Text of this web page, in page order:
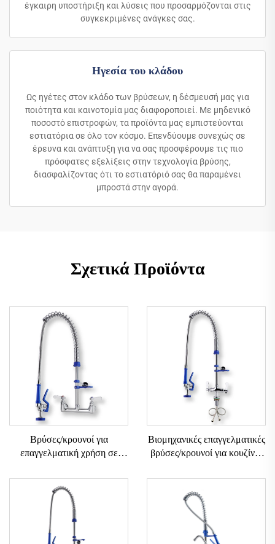
έγκαιρη υποστήριξη και λύσεις που προσαρμόζονται στις
συγκεκριμένες ανάγκες σας.
Ηγεσία του κλάδου
Ως ηγέτες στον κλάδο των βρύσεων, η δέσμευσή μας για
ποιότητα και καινοτομία μας διαφοροποιεί. Με μηδενικό
ποσοστό επιστροφών, τα προϊόντα μας εμπιστεύονται
εστιατόρια σε όλο τον κόσμο. Επενδύουμε συνεχώς σε
έρευνα και ανάπτυξη για να σας προσφέρουμε τις πιο
πρόσφατες εξελίξεις στην τεχνολογία βρύσης,
διασφαλίζοντας ότι το εστιατόριό σας θα παραμένει
μπροστά στην αγορά.
Σχετικά Προϊόντα
Βρύσες/κρουνοί για
επαγγελματική χρήση σε
τύπου τοίχου, για προ-
ξέβγαλμα, από ανοξείδωτο
ατσάλι 304 και μπρούντζο, για
κουζινικές βρύσες
Βιομηχανικές επαγγελματικές
βρύσες/κρουνοί για κουζίνες
πλυντηρίου πιάτων
επαγγελματικής χρήσης,
τύπου τοίχου, βρύση προ-
ξεβγάλματος για νεροχύτη